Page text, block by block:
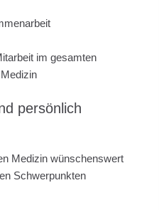
im gesamten
persönlich
Medizin wünschenswert
Schwerpunkten